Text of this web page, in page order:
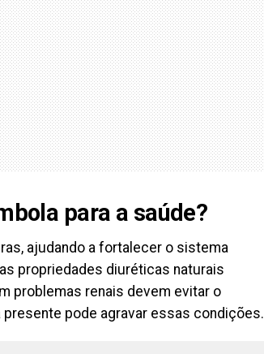
para a saúde?
ajudando a fortalecer o sistema
propriedades diuréticas naturais
problemas renais devem evitar o
pode agravar essas condições.